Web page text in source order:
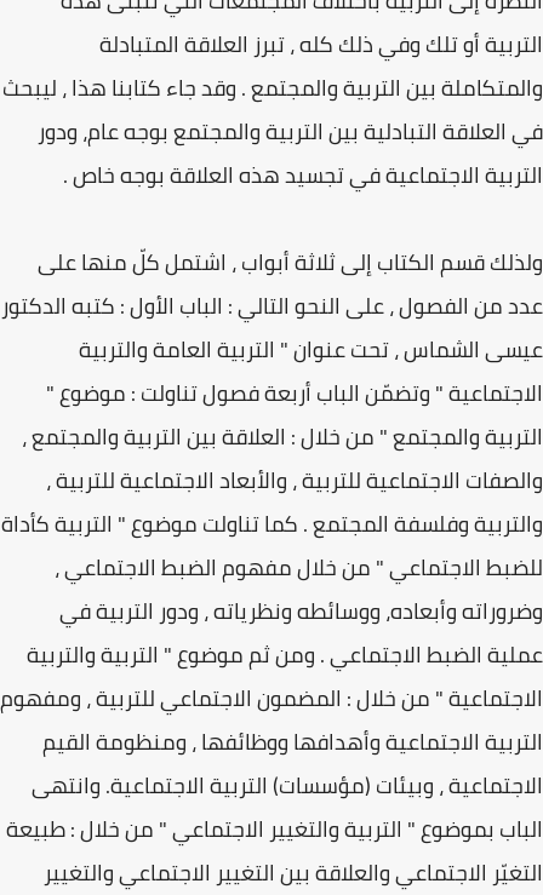
التربية أو تلك وفي ذلك كله ، تبرز العلاقة المتبادلة
والمتكاملة بين التربية والمجتمع . وقد جاء كتابنا هذا ، ليبحث
في العلاقة التبادلية بين التربية والمجتمع بوجه عام، ودور
التربية الاجتماعية في تجسيد هذه العلاقة بوجه خاص .
ولذلك قسم الكتاب إلى ثلاثة أبواب ، اشتمل كلّ منها على
عدد من الفصول ، على النحو التالي : الباب الأول : كتبه الدكتور
عيسى الشماس ، تحت عنوان " التربية العامة والتربية
الاجتماعية " وتضمّن الباب أربعة فصول تناولت : موضوع "
التربية والمجتمع " من خلال : العلاقة بين التربية والمجتمع ،
والصفات الاجتماعية للتربية ، والأبعاد الاجتماعية للتربية ،
والتربية وفلسفة المجتمع . كما تناولت موضوع " التربية كأداة
للضبط الاجتماعي " من خلال مفهوم الضبط الاجتماعي ،
وضروراته وأبعاده، ووسائطه ونظرياته ، ودور التربية في
عملية الضبط الاجتماعي . ومن ثم موضوع " التربية والتربية
الاجتماعية " من خلال : المضمون الاجتماعي للتربية ، ومفهوم
التربية الاجتماعية وأهدافها ووظائفها ، ومنظومة القيم
الاجتماعية ، وبيئات (مؤسسات) التربية الاجتماعية. وانتهى
الباب بموضوع " التربية والتغيير الاجتماعي " من خلال : طبيعة
التغيّر الاجتماعي والعلاقة بين التغيير الاجتماعي والتغيير